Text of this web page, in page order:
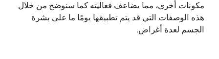
مكونات أخرى، مما يضاعف فعاليته كما سنوضح من خلال
هذه الوصفات التي قد يتم تطبيقها يومًا ما على بشرة
الجسم لعدة أغراض.